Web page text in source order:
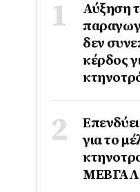
Αύξηση
δεν
κέρδος
για το
ΜΕΒΓΑΛ